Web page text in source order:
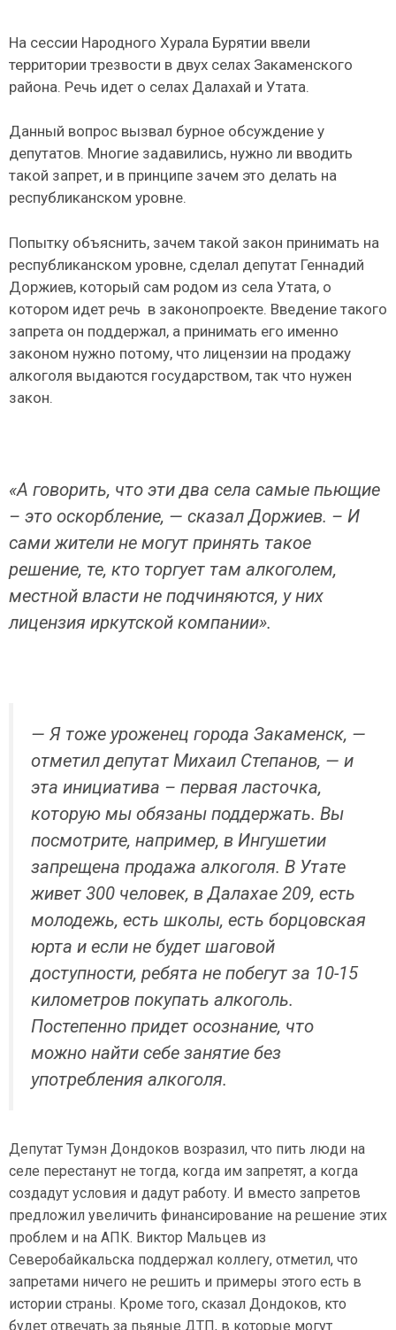
На сессии Народного Хурала Бурятии ввели
территории трезвости в двух селах Закаменского
района. Речь идет о селах Далахай и Утата.
Данный вопрос вызвал бурное обсуждение у
депутатов. Многие задавились, нужно ли вводить
такой запрет, и в принципе зачем это делать на
республиканском уровне.
Попытку объяснить, зачем такой закон принимать на
республиканском уровне, сделал депутат Геннадий
Доржиев, который сам родом из села Утата, о
котором идет речь в законопроекте. Введение такого
запрета он поддержал, а принимать его именно
законом нужно потому, что лицензии на продажу
алкоголя выдаются государством, так что нужен
закон.
«А говорить, что эти два села самые пьющие
– это оскорбление, — сказал Доржиев. – И
сами жители не могут принять такое
решение, те, кто торгует там алкоголем,
местной власти не подчиняются, у них
лицензия иркутской компании».
— Я тоже уроженец города Закаменск, —
отметил депутат Михаил Степанов, — и
эта инициатива – первая ласточка,
которую мы обязаны поддержать. Вы
посмотрите, например, в Ингушетии
запрещена продажа алкоголя. В Утате
живет 300 человек, в Далахае 209, есть
молодежь, есть школы, есть борцовская
юрта и если не будет шаговой
доступности, ребята не побегут за 10-15
километров покупать алкоголь.
Постепенно придет осознание, что
можно найти себе занятие без
употребления алкоголя.
Депутат Тумэн Дондоков возразил, что пить люди на
селе перестанут не тогда, когда им запретят, а когда
создадут условия и дадут работу. И вместо запретов
предложил увеличить финансирование на решение этих
проблем и на АПК. Виктор Мальцев из
Северобайкальска поддержал коллегу, отметил, что
запретами ничего не решить и примеры этого есть в
истории страны. Кроме того, сказал Дондоков, кто
будет отвечать за пьяные ДТП, в которые могут